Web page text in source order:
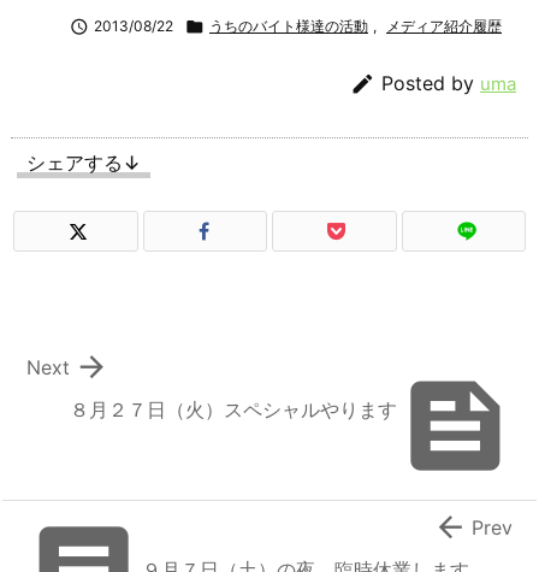
 2013/08/22  うちのバイト様達の活動 , メディア紹介履歴
 Posted by uma
シェアする↓

８月２７日（火）スペシャルやります

Next
 Prev